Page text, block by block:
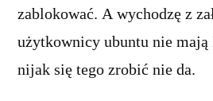
zablokować. A wychodzę z
użytkownicy ubuntu nie
nijak się tego zrobić nie da.